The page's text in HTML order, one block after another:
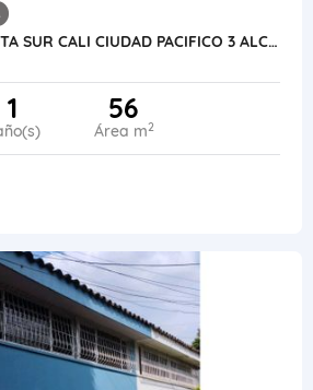
APARTAMENTO VENTA SUR CALI CIUDAD PACIFICO 3 ALCOBAS Y PATIO 1ER PISO
1 56
Área m2